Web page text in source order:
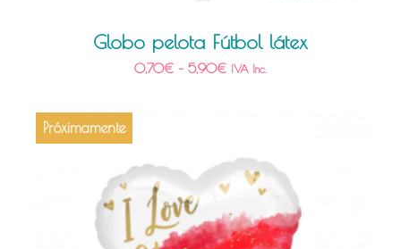
Globo pelota Fútbol látex
0,70€– 5,90€ IVA Inc.
Próximamente